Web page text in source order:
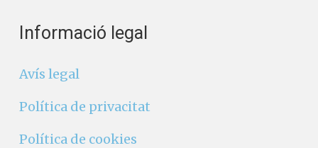
Informació legal
Avís legal
Política de privacitat
Política de cookies